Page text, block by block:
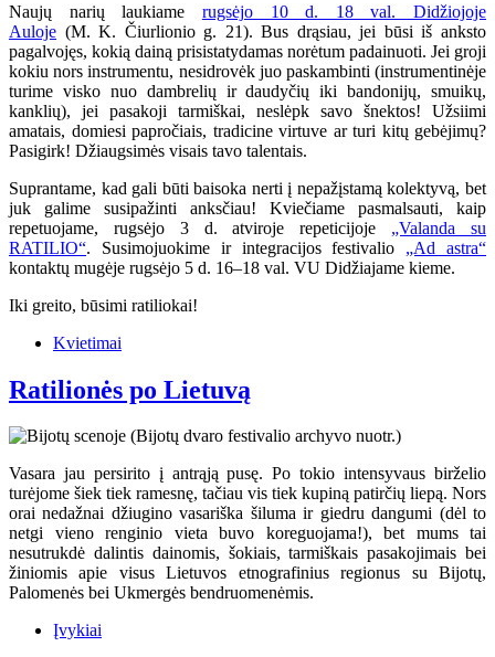
Naujų narių laukiame rugsėjo 10 d. 18 val. Didžiojoje
Auloje (M. K. Čiurlionio g. 21). Bus drąsiau, jei būsi iš anksto
pagalvojęs, kokią dainą prisistatydamas norėtum padainuoti. Jei groji
kokiu nors instrumentu, nesidrovėk juo paskambinti (instrumentinėje
turime visko nuo dambrelių ir daudyčių iki bandonijų, smuikų,
kanklių), jei pasakoji tarmiškai, neslėpk savo šnektos! Užsiimi
amatais, domiesi papročiais, tradicine virtuve ar turi kitų gebėjimų?
Pasigirk! Džiaugsimės visais tavo talentais.
Suprantame, kad gali būti baisoka nerti į nepažįstamą kolektyvą, bet
juk galime susipažinti anksčiau! Kviečiame pasmalsauti, kaip
repetuojame, rugsėjo 3 d. atviroje repeticijoje „Valanda su
RATILIO“. Susimojuokime ir integracijos festivalio „Ad astra“
kontaktų mugėje rugsėjo 5 d. 16–18 val. VU Didžiajame kieme.
Iki greito, būsimi ratiliokai!
Kvietimai
Ratilionės po Lietuvą
Vasara jau persirito į antrąją pusę. Po tokio intensyvaus birželio
turėjome šiek tiek ramesnę, tačiau vis tiek kupiną patirčių liepą. Nors
orai nedažnai džiugino vasariška šiluma ir giedru dangumi (dėl to
netgi vieno renginio vieta buvo koreguojama!), bet mums tai
nesutrukdė dalintis dainomis, šokiais, tarmiškais pasakojimais bei
žiniomis apie visus Lietuvos etnografinius regionus su Bijotų,
Palomenės bei Ukmergės bendruomenėmis.
Įvykiai